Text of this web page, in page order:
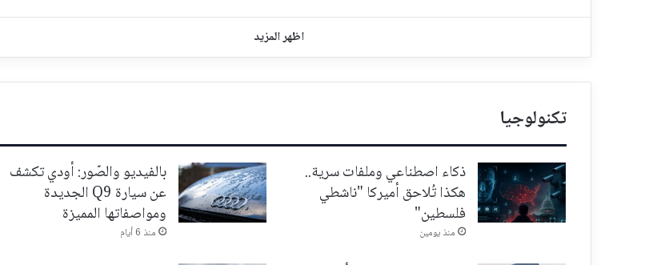
اظهر المزيد
تكنولوجيا
ذكاء اصطناعي وملفات سرية..
هكذا تُلاحق أميركا "ناشطي
فلسطين"
منذ يومين
بالفيديو والصّور: أودي تكشف
عن سيارة Q9 الجديدة
ومواصفاتها المميزة
منذ 6 أيام